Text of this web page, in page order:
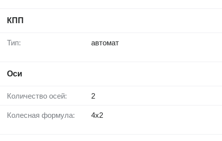
КПП
Тип: автомат
Оси
Количество осей: 2
Колесная формула: 4x2